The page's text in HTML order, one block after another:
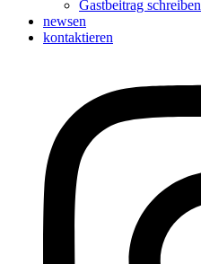
Gastbeitrag schreiben
newsen
kontaktieren